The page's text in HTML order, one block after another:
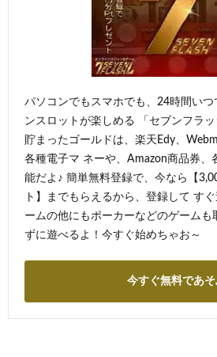
パソコンでもスマホでも、24時間いつ
ンスロットが楽しめる 「セブンフラ
貯まったゴールドは、楽天Edy、
各種電子マ ネーや、Amazon商品券、
能だよ♪ 簡単無料登録で、今なら【
ト】までもらえるから、登録して す
ームの他にもポーカーなどのゲームも
ずに遊べるよ！今すぐ始めちゃお～
今すぐ無料であ